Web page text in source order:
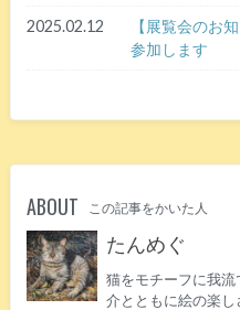
2025.02.12
【展覧会のお
参加します
ABOUT この記事をかいた人
たんめぐ
猫をモチーフに我
介とともに絵の楽